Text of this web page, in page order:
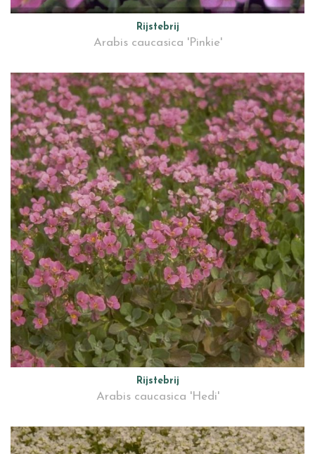
Rijstebrij
Arabis caucasica 'Pinkie'
Rijstebrij
Arabis caucasica 'Hedi'